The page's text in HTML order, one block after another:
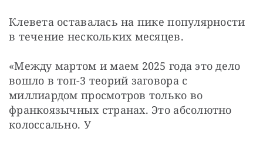
Клевета оставалась на пике популярности
в течение нескольких месяцев.
«Между мартом и маем 2025 года это дело
вошло в топ-3 теорий заговора с
миллиардом просмотров только во
франкоязычных странах. Это абсолютно
колоссально. У